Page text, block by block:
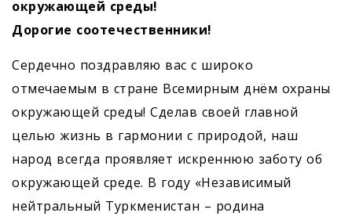
окружающей среды!
Дорогие соотечественники!
Сердечно поздравляю вас с широко
отмечаемым в стране Всемирным днём охраны
окружающей среды! Сделав своей главной
целью жизнь в гармонии с природой, наш
народ всегда проявляет искреннюю заботу об
окружающей среде. В году «Независимый
нейтральный Туркменистан – родина